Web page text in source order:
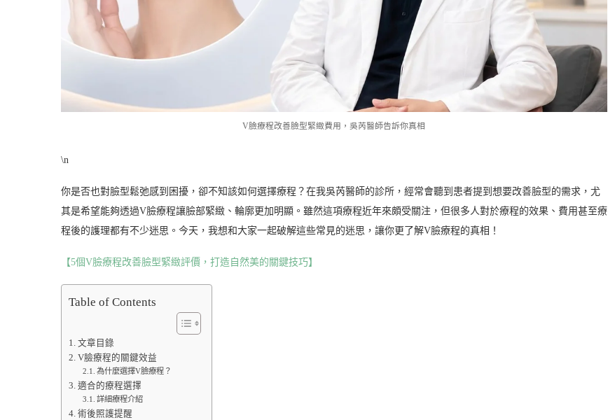
V臉療程改善臉型緊緻費用，吳芮醫師告訴你真相
\n
你是否也對臉型鬆弛感到困擾，卻不知該如何選擇療程？在我吳芮醫師的診所，經常會聽到患者提到想要改善臉型的需求，尤
其是希望能夠透過V臉療程讓臉部緊緻、輪廓更加明顯。雖然這項療程近年來頗受關注，但很多人對於療程的效果、費用甚至療
程後的護理都有不少迷思。今天，我想和大家一起破解這些常見的迷思，讓你更了解V臉療程的真相！
【5個V臉療程改善臉型緊緻評價，打造自然美的關鍵技巧】
Table of Contents
文章目錄
V臉療程的關鍵效益
為什麼選擇V臉療程？
適合的療程選擇
詳細療程介紹
術後照護提醒